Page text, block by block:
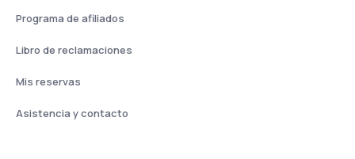
Programa de afiliados
Libro de reclamaciones
Mis reservas
Asistencia y contacto